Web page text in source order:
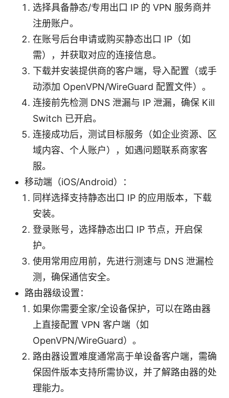
选择具备静态/专用出口 IP 的 VPN 服务商并
注册账户。
在账号后台申请或购买静态出口 IP（如
需），并获取对应的连接信息。
下载并安装提供商的客户端，导入配置（或手
动添加 OpenVPN/WireGuard 配置文件）。
连接前先检测 DNS 泄漏与 IP 泄漏，确保 Kill
Switch 已开启。
连接成功后，测试目标服务（如企业资源、区
域内容、个人账户），如遇问题联系商家客
服。
移动端（iOS/Android）：
同样选择支持静态出口 IP 的应用版本，下载
安装。
登录账号，选择静态出口 IP 节点，开启保
护。
使用常用应用前，先进行测速与 DNS 泄漏检
测，确保通信安全。
路由器级设置：
如果你需要全家/全设备保护，可以在路由器
上直接配置 VPN 客户端（如
OpenVPN/WireGuard）。
路由器设置难度通常高于单设备客户端，需确
保固件版本支持所需协议，并了解路由器的处
理能力。